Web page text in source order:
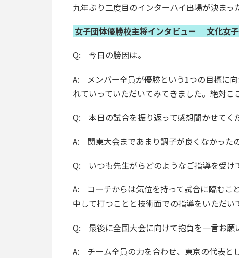
九年ぶり二度目のインターハイ出場が決まっ
女子団体優勝校主将インタビュー 文化女
Q: 今日の勝因は。
A: メンバー全員が優勝という1つの目標に
れていっていただいてみてきました。絶対こ
Q: 本日の試合を振り返って感想聞かせてく
A: 関東大会まであまり調子が良くなかった
Q: いつも先生がらどのようなご指導を受け
A: コーチからは気位を持って試合に臨むこ
中して打つことと技術面での指導をいただい
Q: 最後に全国大会に向けて抱負を一言お願
A: チーム全員の力を合わせ、東京の代表と